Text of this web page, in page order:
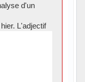
d'un
L'adjectif
à fait
manqué
Lens qui n'a